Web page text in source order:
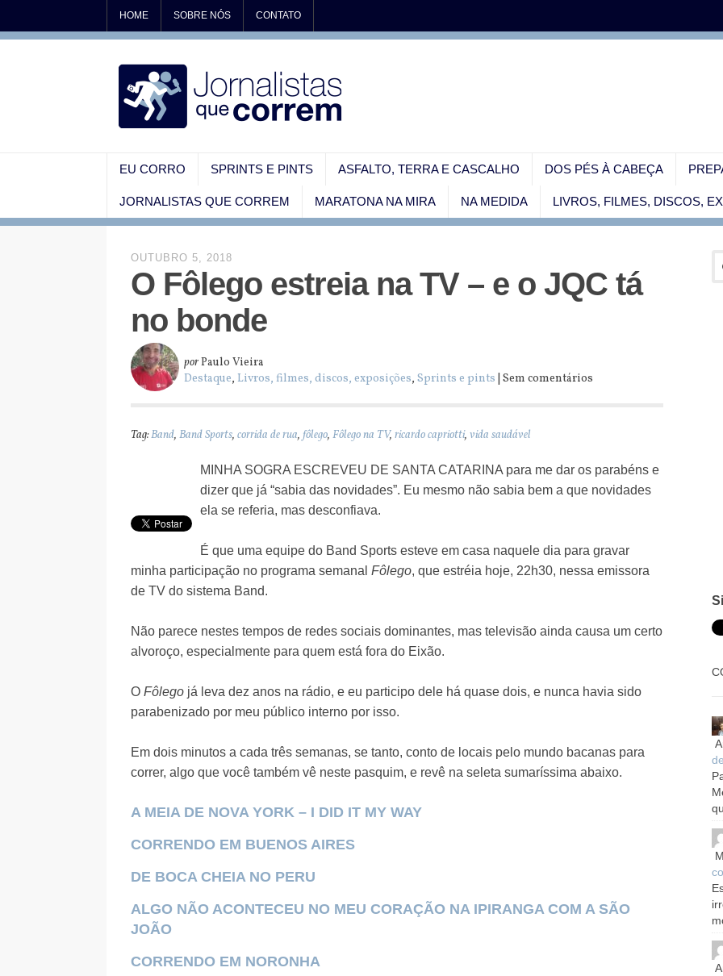
HOME SOBRE NÓS CONTATO
EU CORRO SPRINTS E PINTS ASFALTO, TERRA E CASCALHO DOS PÉS À CABEÇA
JORNALISTAS QUE CORREM MARATONA NA MIRA NA MEDIDA LIVROS, FILMES, DISCOS,
OUTUBRO 5, 2018
O Fôlego estreia na TV – e o JQC tá
no bonde
porPaulo Vieira
Destaque, Livros, filmes, discos, exposições, Sprints e pints | Sem comentários
Tag:Band, Band Sports, corrida de rua, fôlego, Fôlego na TV, ricardo capriotti, vida saudável
MINHA SOGRA ESCREVEU DE SANTA CATARINA para me dar os parabéns e
dizer que já “sabia das novidades”. Eu mesmo não sabia bem a que novidades
ela se referia, mas desconfiava.
É que uma equipe do Band Sports esteve em casa naquele dia para gravar
minha participação no programa semanal Fôlego, que estréia hoje, 22h30, nessa emissora
de TV do sistema Band.
Não parece nestes tempos de redes sociais dominantes, mas televisão ainda causa um certo
alvoroço, especialmente para quem está fora do Eixão.
O Fôlego já leva dez anos na rádio, e eu participo dele há quase dois, e nunca havia sido
parabenizado por meu público interno por isso.
Em dois minutos a cada três semanas, se tanto, conto de locais pelo mundo bacanas para
correr, algo que você também vê neste pasquim, e revê na seleta sumaríssima abaixo.
A MEIA DE NOVA YORK – I DID IT MY WAY
CORRENDO EM BUENOS AIRES
DE BOCA CHEIA NO PERU
ALGO NÃO ACONTECEU NO MEU CORAÇÃO NA IPIRANGA COM A SÃO
JOÃO
CORRENDO EM NORONHA